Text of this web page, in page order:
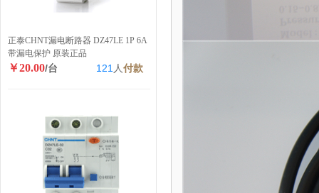
正泰CHNT漏电断路器 DZ47LE 1P 6A
带漏电保护 原装正品
￥20.00/台 121 人付款